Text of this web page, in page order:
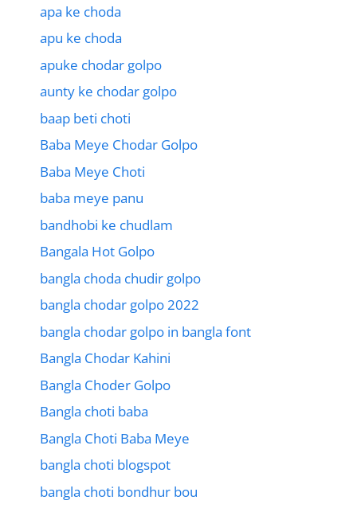
apa ke choda
apu ke choda
apuke chodar golpo
aunty ke chodar golpo
baap beti choti
Baba Meye Chodar Golpo
Baba Meye Choti
baba meye panu
bandhobi ke chudlam
Bangala Hot Golpo
bangla choda chudir golpo
bangla chodar golpo 2022
bangla chodar golpo in bangla font
Bangla Chodar Kahini
Bangla Choder Golpo
Bangla choti baba
Bangla Choti Baba Meye
bangla choti blogspot
bangla choti bondhur bou